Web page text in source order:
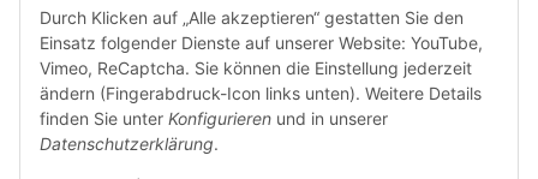
Durch Klicken auf „Alle akzeptieren“ gestatten Sie den
Einsatz folgender Dienste auf unserer Website: YouTube,
Vimeo, ReCaptcha. Sie können die Einstellung jederzeit
ändern (Fingerabdruck-Icon links unten). Weitere Details
finden Sie unter Konfigurieren und in unserer
Datenschutzerklärung.
Informationen
Gesetzliche Informationen